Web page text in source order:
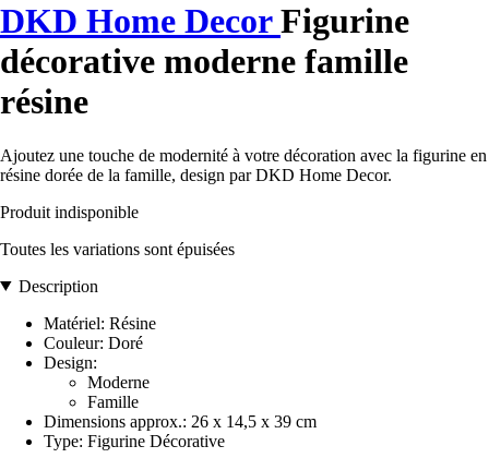
DKD Home DecorFigurine
décorative moderne famille
résine
Ajoutez une touche de modernité à votre décoration avec la figurine en
résine dorée de la famille, design par DKD Home Decor.
Produit indisponible
Toutes les variations sont épuisées
Description
Matériel: Résine
Couleur: Doré
Design:
Moderne
Famille
Dimensions approx.: 26 x 14,5 x 39 cm
Type: Figurine Décorative